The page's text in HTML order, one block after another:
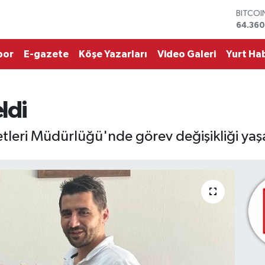
DOLAR
EURO
13.887
E-gazete Köşe Yazarları Video Galeri Yurt
Müdürlüğü'nde görev değişikliği